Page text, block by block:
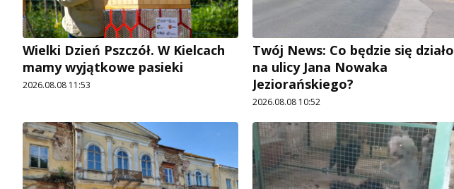
Wielki Dzień Pszczół. W Kielcach
mamy wyjątkowe pasieki
2026.08.08 11:53
Twój News: Co będzie się działo
na ulicy Jana Nowaka
Jeziorańskiego?
2026.08.08 10:52